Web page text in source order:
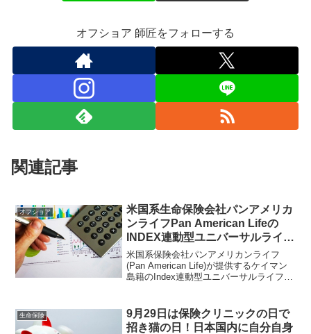
オフショア 師匠をフォローする
関連記事
オフショア
米国系生命保険会社パンアメリカ
ンライフPan American Lifeの
INDEX連動型ユニバーサルライフ
商品は海外渡航不要で日本国内で
契約可能！
米国系保険会社パンアメリカンライフ
(Pan American Life)が提供するケイマン
島籍のIndex連動型ユニバーサルライフ等
設定する事によって日本にいながら契約
できるスキームがあったりする。
生命保険
9月29日は保険クリニックの日で
招き猫の日！日本国内に自分自身